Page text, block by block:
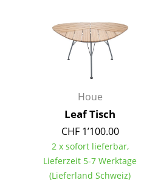
Houe
Leaf Tisch
CHF 1’100.00
2 x sofort lieferbar,
Lieferzeit 5-7 Werktage
(Lieferland Schweiz)